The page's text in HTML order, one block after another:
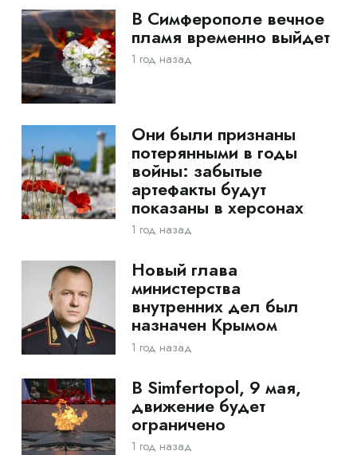
В Симферополе вечное
пламя временно выйдет
1 год назад
Они были признаны
потерянными в годы
войны: забытые
артефакты будут
показаны в херсонах
1 год назад
Новый глава
министерства
внутренних дел был
назначен Крымом
1 год назад
В Simfertopol, 9 мая,
движение будет
ограничено
1 год назад